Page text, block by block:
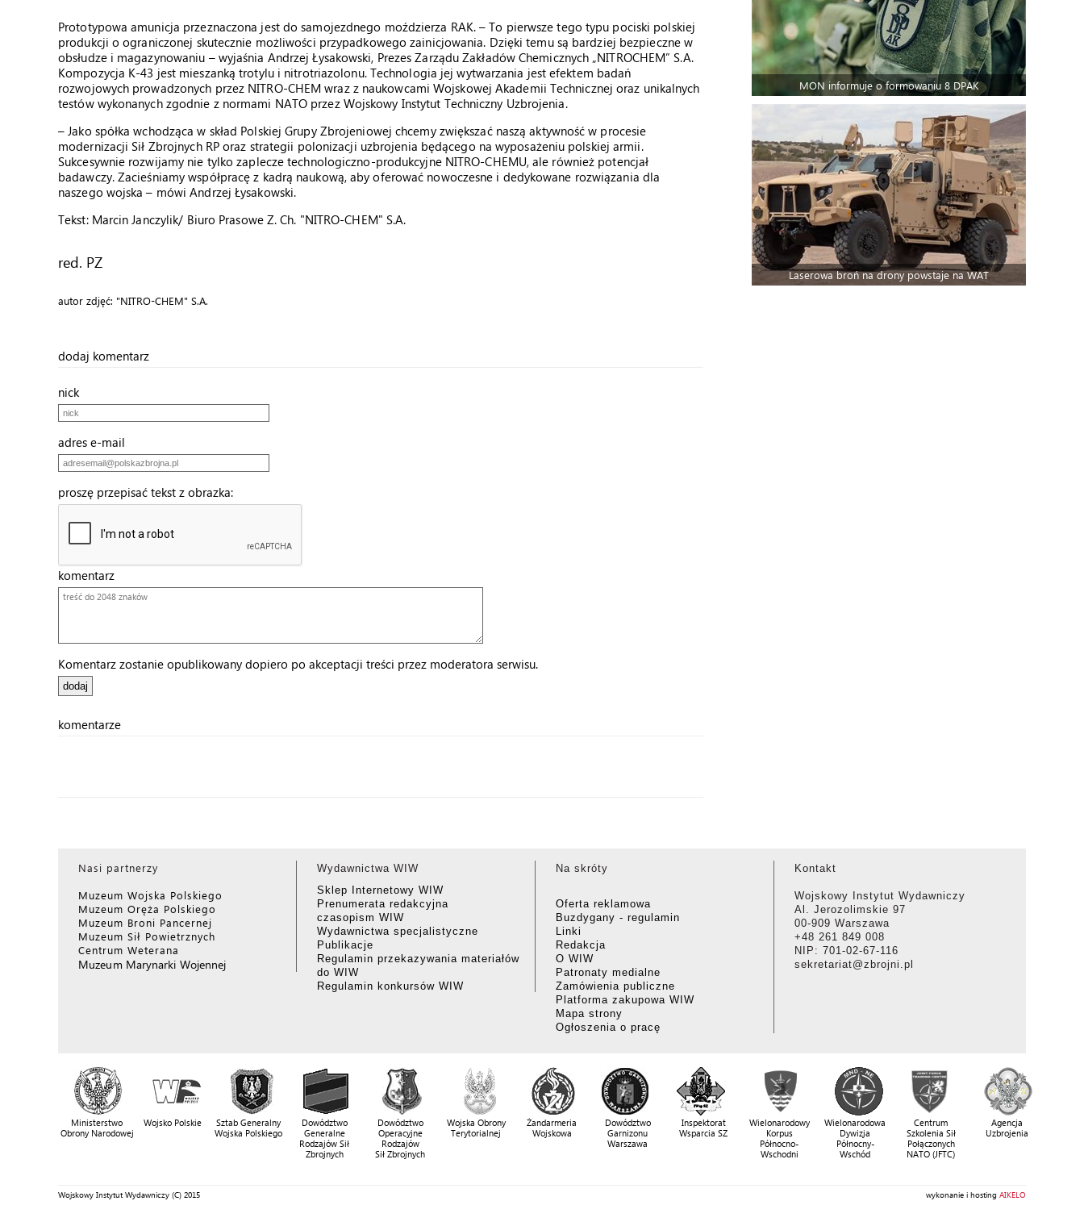
Prototypowa amunicja przeznaczona jest do samojezdnego moździerza RAK. – To pierwsze tego typu pociski polskiej
produkcji o ograniczonej skutecznie możliwości przypadkowego zainicjowania. Dzięki temu są bardziej bezpieczne w
obsłudze i magazynowaniu – wyjaśnia Andrzej Łysakowski, Prezes Zarządu Zakładów Chemicznych „NITROCHEM” S.A.
Kompozycja K-43 jest mieszanką trotylu i nitrotriazolonu. Technologia jej wytwarzania jest efektem badań
rozwojowych prowadzonych przez NITRO-CHEM wraz z naukowcami Wojskowej Akademii Technicznej oraz unikalnych
testów wykonanych zgodnie z normami NATO przez Wojskowy Instytut Techniczny Uzbrojenia.
– Jako spółka wchodząca w skład Polskiej Grupy Zbrojeniowej chcemy zwiększać naszą aktywność w procesie
modernizacji Sił Zbrojnych RP oraz strategii polonizacji uzbrojenia będącego na wyposażeniu polskiej armii.
Sukcesywnie rozwijamy nie tylko zaplecze technologiczno-produkcyjne NITRO-CHEMU, ale również potencjał
badawczy. Zacieśniamy współpracę z kadrą naukową, aby oferować nowoczesne i dedykowane rozwiązania dla
naszego wojska – mówi Andrzej Łysakowski.
Tekst: Marcin Janczylik/ Biuro Prasowe Z. Ch. "NITRO-CHEM" S.A.
red. PZ
autor zdjęć: "NITRO-CHEM" S.A.
dodaj komentarz
nick
adres e-mail
proszę przepisać tekst z obrazka:
komentarz
Komentarz zostanie opublikowany dopiero po akceptacji treści przez moderatora serwisu.
komentarze
MON informuje o formowaniu 8 DPAK
Laserowa broń na drony powstaje na WAT
Nasi partnerzy
Muzeum Wojska Polskiego
Muzeum Oręża Polskiego
Muzeum Broni Pancernej
Muzeum Sił Powietrznych
Centrum Weterana
Muzeum Marynarki Wojennej
Wydawnictwa WIW
Sklep Internetowy WIW
Prenumerata redakcyjna
czasopism WIW
Wydawnictwa specjalistyczne
Publikacje
Regulamin przekazywania materiałów
do WIW
Regulamin konkursów WIW
Na skróty
Oferta reklamowa
Buzdygany - regulamin
Linki
Redakcja
O WIW
Patronaty medialne
Zamówienia publiczne
Platforma zakupowa WIW
Mapa strony
Ogłoszenia o pracę
Kontakt
Wojskowy Instytut Wydawniczy
Al. Jerozolimskie 97
00-909 Warszawa
+48 261 849 008
NIP: 701-02-67-116
sekretariat@zbrojni.pl
Ministerstwo
Obrony Narodowej
Wojsko Polskie
Sztab Generalny
Wojska Polskiego
Dowództwo
Generalne
Rodzajów Sił
Zbrojnych
Dowództwo
Operacyjne
Rodzajów
Sił Zbrojnych
Wojska Obrony
Terytorialnej
Żandarmeria
Wojskowa
Dowództwo
Garnizonu
Warszawa
Inspektorat
Wsparcia SZ
Wielonarodowy
Korpus
Północno-
Wschodni
Wielonarodowa
Dywizja
Północny-
Wschód
Centrum
Szkolenia Sił
Połączonych
NATO (JFTC)
Agencja
Uzbrojenia
Wojskowy Instytut Wydawniczy (C) 2015 wykonanie i hosting AIKELO